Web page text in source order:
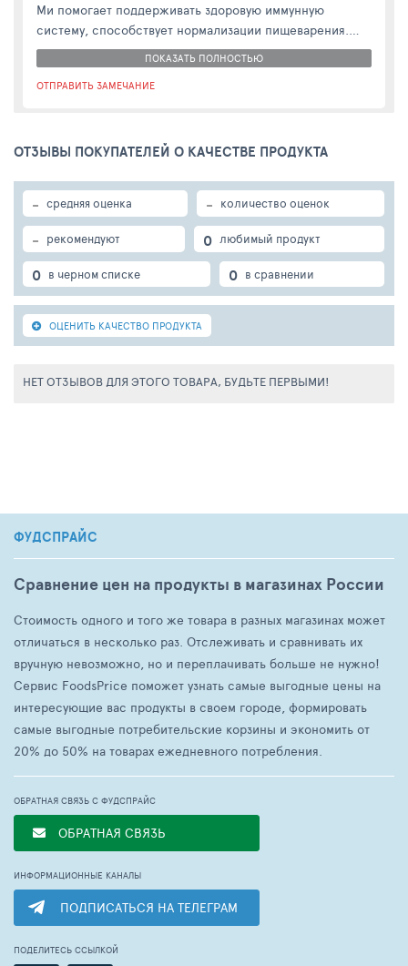
Ми помогает поддерживать здоровую иммунную
систему, способствует нормализации пищеварения.
Консервы не содержат искусственных красителей и
консервантов.
ПОКАЗАТЬ ПОЛНОСТЬЮ
ОТПРАВИТЬ ЗАМЕЧАНИЕ
ОТЗЫВЫ ПОКУПАТЕЛЕЙ О КАЧЕСТВЕ ПРОДУКТА
- средняя оценка - количество оценок
- рекомендуют 0 любимый продукт
0 в черном списке 0 в сравнении
ОЦЕНИТЬ КАЧЕСТВО ПРОДУКТА
НЕТ ОТЗЫВОВ ДЛЯ ЭТОГО ТОВАРА, БУДЬТЕ ПЕРВЫМИ!
ФУДСПРАЙС
Сравнение цен на продукты в магазинах России
Стоимость одного и того же товара в разных магазинах может
отличаться в несколько раз. Отслеживать и сравнивать их
вручную невозможно, но и переплачивать больше не нужно!
Сервис FoodsPrice поможет узнать самые выгодные цены на
интересующие вас продукты в своем городе, формировать
самые выгодные потребительские корзины и экономить от
20% до 50% на товарах ежедневного потребления.
ОБРАТНАЯ СВЯЗЬ С ФУДСПРАЙС
ОБРАТНАЯ СВЯЗЬ
ИНФОРМАЦИОННЫЕ КАНАЛЫ
ПОДПИСАТЬСЯ НА ТЕЛЕГРАМ
ПОДЕЛИТЕСЬ ССЫЛКОЙ